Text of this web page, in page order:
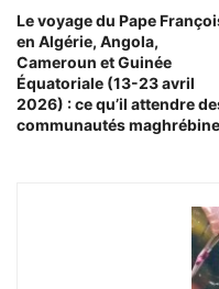
Le voyage du Pape
en Algérie, Angola,
Cameroun et Guinée
Équatoriale (13-23 avril
2026) : ce qu’il attendre
communautés